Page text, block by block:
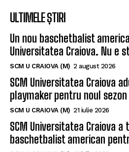
ULTIMELE ȘTIRI
Un nou baschetbalist
Universitatea Craiova. Nu e
SCM U CRAIOVA (M)
SCM Universitatea Craiova
playmaker pentru noul sezon
21 iulie 2026